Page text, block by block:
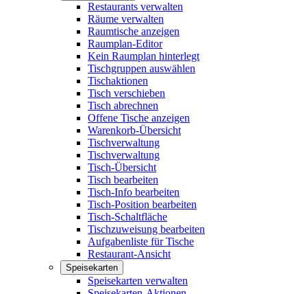
Restaurants verwalten
Räume verwalten
Raumtische anzeigen
Raumplan-Editor
Kein Raumplan hinterlegt
Tischgruppen auswählen
Tischaktionen
Tisch verschieben
Tisch abrechnen
Offene Tische anzeigen
Warenkorb-Übersicht
Tischverwaltung
Tischverwaltung
Tisch-Übersicht
Tisch bearbeiten
Tisch-Info bearbeiten
Tisch-Position bearbeiten
Tisch-Schaltfläche
Tischzuweisung bearbeiten
Aufgabenliste für Tische
Restaurant-Ansicht
Speisekarten
Speisekarten verwalten